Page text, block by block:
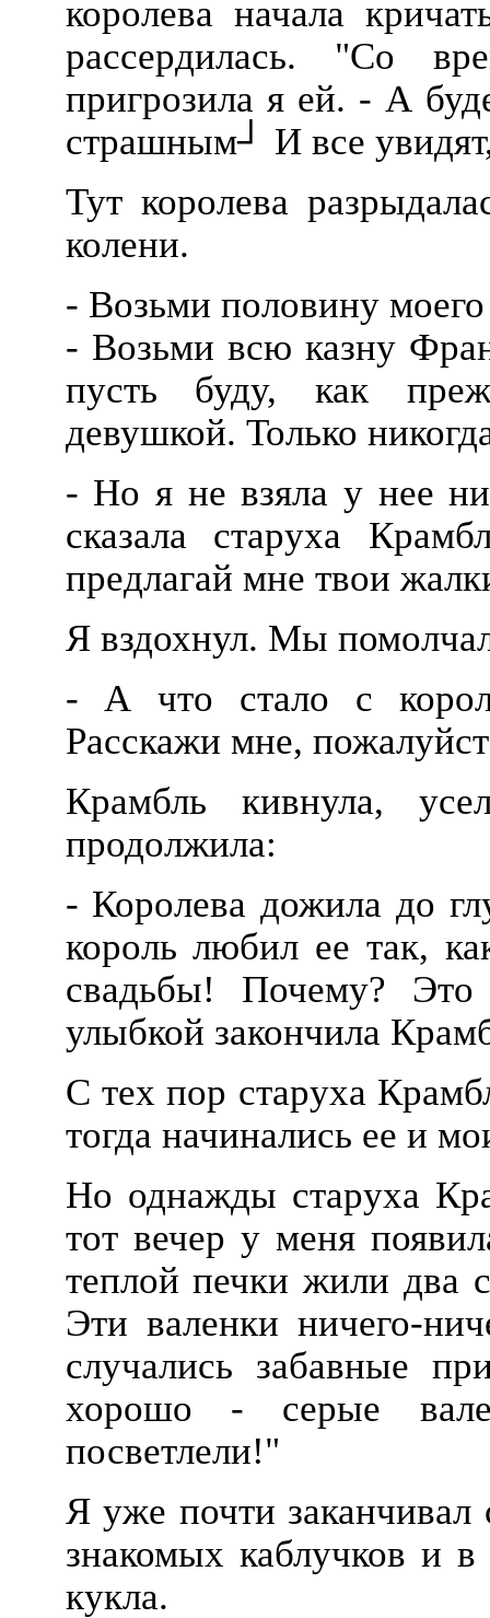
королева начала
рассердилась. "Со
пригрозила я ей. - А
страшным┘ И все
Тут королева
колени.
- Возьми половину
- Возьми всю казну
пусть буду, как
девушкой. Только
- Но я не взяла у нее
сказала старуха
предлагай мне твои
Я вздохнул. Мы
- А что стало с
Расскажи мне,
Крамбль кивнула,
продолжила:
- Королева дожила до
король любил ее так,
свадьбы! Почему?
улыбкой закончила
С тех пор старуха
тогда начинались ее и
Но однажды старуха
тот вечер у меня
теплой печки жили два
Эти валенки ничего-
случались забавные
хорошо - серые
посветлели!"
Я уже почти заканчивал
знакомых каблучков и
кукла.